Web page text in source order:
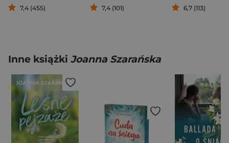
7,4 (455) 7,4 (101) 6,7 (113)
Inne książki Joanna Szarańska